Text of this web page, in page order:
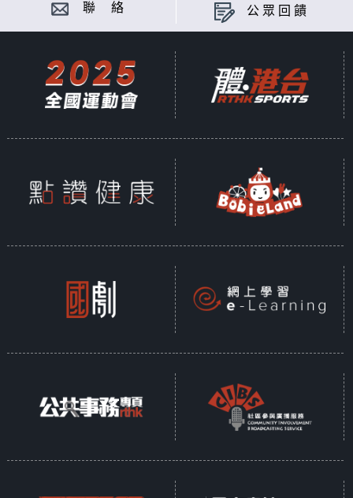
聯 絡 公眾回饋